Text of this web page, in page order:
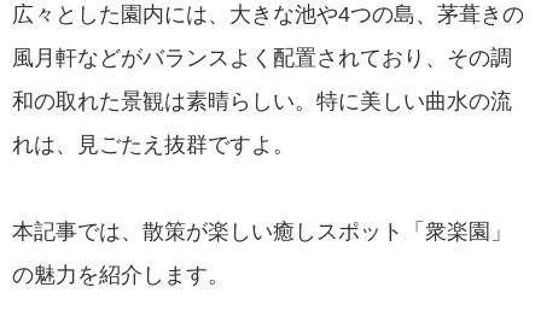
広々とした園内には、大きな池や4つの島、茅葺きの
風月軒などがバランスよく配置されており、その調
和の取れた景観は素晴らしい。特に美しい曲水の流
れは、見ごたえ抜群ですよ。
本記事では、散策が楽しい癒しスポット「衆楽園」
の魅力を紹介します。